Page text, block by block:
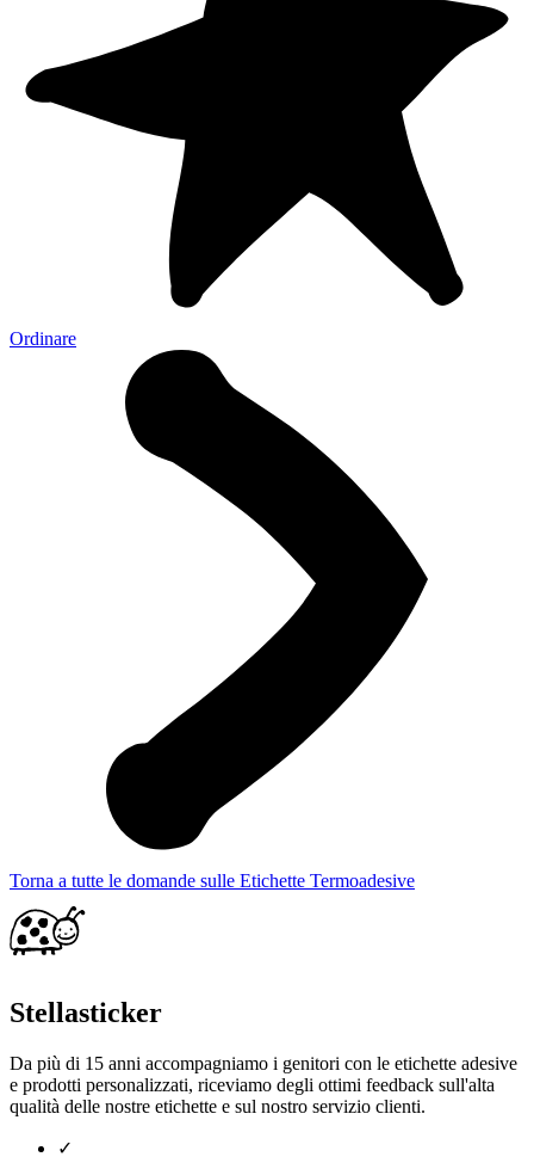
Ordinare
Torna a tutte le domande sulle Etichette Termoadesive
Stellasticker
Da più di 15 anni accompagniamo i genitori con le etichette adesive
e prodotti personalizzati, riceviamo degli ottimi feedback sull'alta
qualità delle nostre etichette e sul nostro servizio clienti.
✓